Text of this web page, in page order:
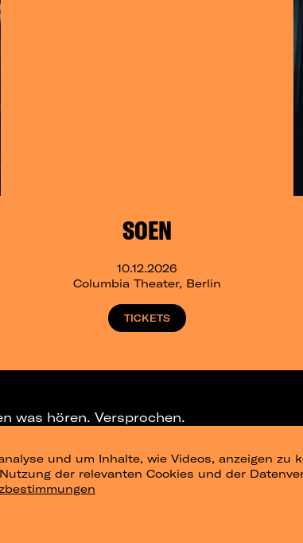
SOEN
10.12.2026
Columbia Theater, Berlin
TICKETS
und um Inhalte, wie Videos, anzeigen zu
der relevanten Cookies und der
was hören. Versprochen.
TELEGRAM-CHANNEL